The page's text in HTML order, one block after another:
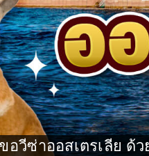
อวีซ่าออสเตรเลีย ด้ว